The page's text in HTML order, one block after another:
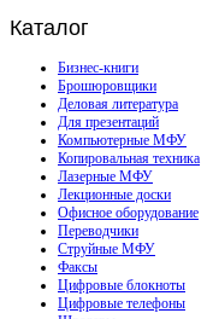
Каталог
Бизнес-книги
Брошюровщики
Деловая литература
Для презентаций
Компьютерные МФУ
Копировальная техника
Лазерные МФУ
Лекционные доски
Офисное оборудование
Переводчики
Струйные МФУ
Факсы
Цифровые блокноты
Цифровые телефоны